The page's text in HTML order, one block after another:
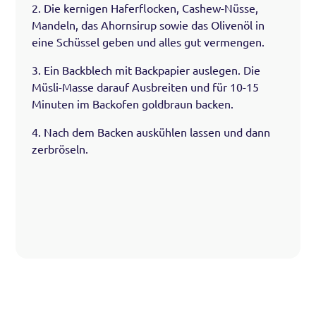
2. Die kernigen Haferflocken, Cashew-Nüsse,
Mandeln, das Ahornsirup sowie das Olivenöl in
eine Schüssel geben und alles gut vermengen.
3. Ein Backblech mit Backpapier auslegen. Die
Müsli-Masse darauf Ausbreiten und für 10-15
Minuten im Backofen goldbraun backen.
4. Nach dem Backen auskühlen lassen und dann
zerbröseln.